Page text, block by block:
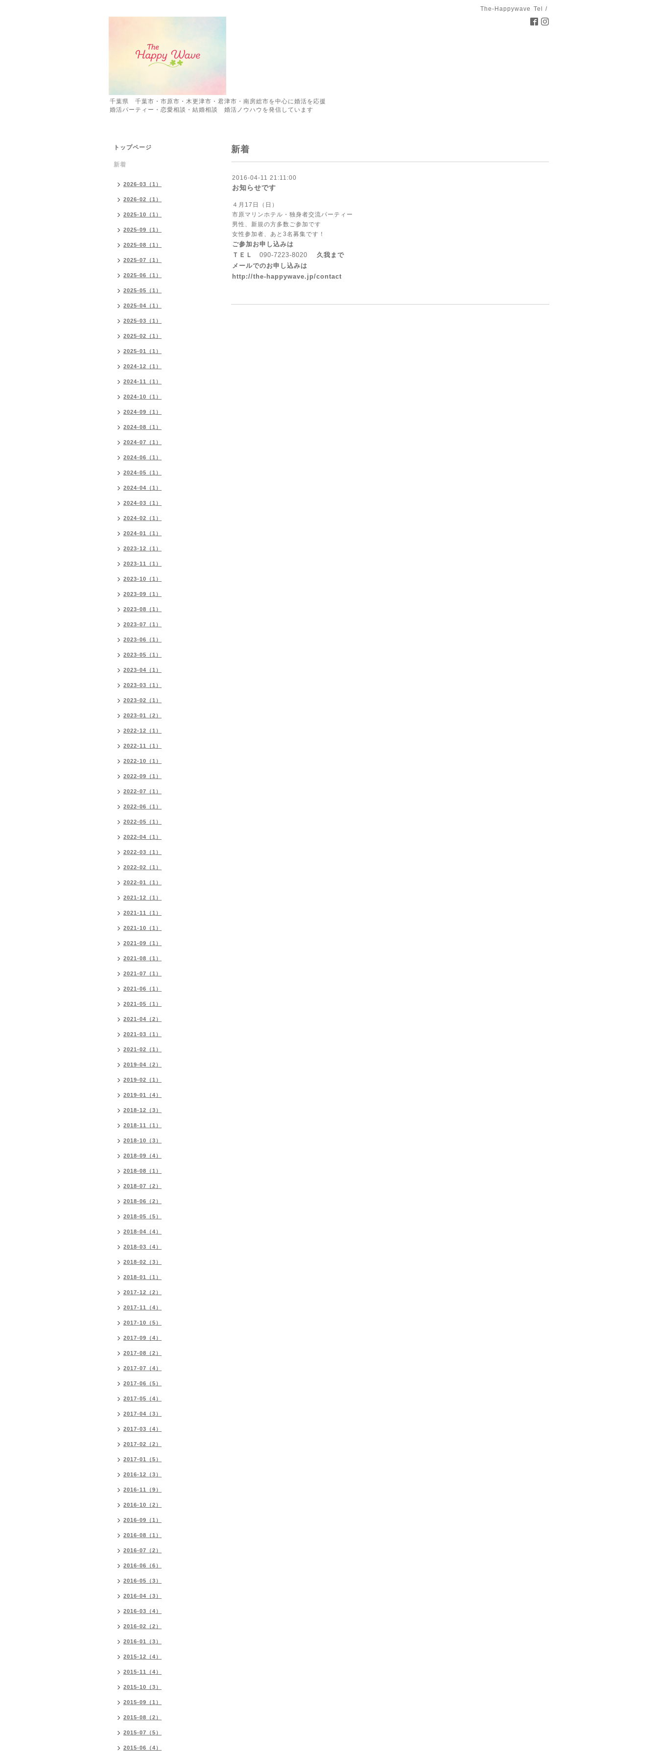
The-Happywave Tel /
千葉県 千葉市・市原市・木更津市・君津市・南房総市を中心に婚活を応援
婚活パーティー・恋愛相談・結婚相談 婚活ノウハウを発信しています
新着
2016-04-11 21:11:00
お知らせです
４月17日（日）
市原マリンホテル・独身者交流パーティー
男性、新規の方多数ご参加です
女性参加者、あと3名募集です！
ご参加お申し込みは
ＴＥＬ 090-7223-8020
久我まで
メールでのお申し込みは
http://the-happywave.jp/contact
トップページ
新着
2026-03（1）
2026-02（1）
2025-10（1）
2025-09（1）
2025-08（1）
2025-07（1）
2025-06（1）
2025-05（1）
2025-04（1）
2025-03（1）
2025-02（1）
2025-01（1）
2024-12（1）
2024-11（1）
2024-10（1）
2024-09（1）
2024-08（1）
2024-07（1）
2024-06（1）
2024-05（1）
2024-04（1）
2024-03（1）
2024-02（1）
2024-01（1）
2023-12（1）
2023-11（1）
2023-10（1）
2023-09（1）
2023-08（1）
2023-07（1）
2023-06（1）
2023-05（1）
2023-04（1）
2023-03（1）
2023-02（1）
2023-01（2）
2022-12（1）
2022-11（1）
2022-10（1）
2022-09（1）
2022-07（1）
2022-06（1）
2022-05（1）
2022-04（1）
2022-03（1）
2022-02（1）
2022-01（1）
2021-12（1）
2021-11（1）
2021-10（1）
2021-09（1）
2021-08（1）
2021-07（1）
2021-06（1）
2021-05（1）
2021-04（2）
2021-03（1）
2021-02（1）
2019-04（2）
2019-02（1）
2019-01（4）
2018-12（3）
2018-11（1）
2018-10（3）
2018-09（4）
2018-08（1）
2018-07（2）
2018-06（2）
2018-05（5）
2018-04（4）
2018-03（4）
2018-02（3）
2018-01（1）
2017-12（2）
2017-11（4）
2017-10（5）
2017-09（4）
2017-08（2）
2017-07（4）
2017-06（5）
2017-05（4）
2017-04（3）
2017-03（4）
2017-02（2）
2017-01（5）
2016-12（3）
2016-11（9）
2016-10（2）
2016-09（1）
2016-08（1）
2016-07（2）
2016-06（6）
2016-05（3）
2016-04（3）
2016-03（4）
2016-02（2）
2016-01（3）
2015-12（4）
2015-11（4）
2015-10（3）
2015-09（1）
2015-08（2）
2015-07（5）
2015-06（4）